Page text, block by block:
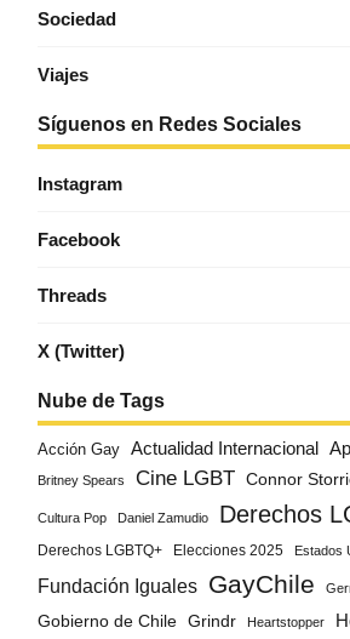
Sociedad
Viajes
Síguenos en Redes Sociales
Instagram
Facebook
Threads
X (Twitter)
Nube de Tags
Acción Gay Actualidad Internacional
Britney Spears Cine LGBT Connor
Cultura Pop Daniel Zamudio Derechos
Derechos LGBTQ+ Elecciones 2025 Estados
Fundación Iguales GayChile
Gobierno de Chile Grindr Heartstopper